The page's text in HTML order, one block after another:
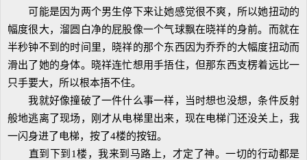
可能是因为两个男生停下来让她感觉很不爽，所以她扭动的
幅度很大，溜圆白净的屁股像一个气球飘在晓祥的身前。而就在
半秒钟不到的时间里，晓祥的那个东西因为乔乔的大幅度扭动而
滑出了她的身体。晓祥连忙想用手捂住，但那东西支楞着远比一
只手要大，所以根本捂不住。
我就好像撞破了一件什么事一样，当时想也没想，条件反射
般地逃离了现场，刚才从电梯里出来，现在电梯门还没关上，我
一闪身进了电梯，按了4楼的按钮。
直到下到1楼，我来到马路上，才定了神。一切的行动都是